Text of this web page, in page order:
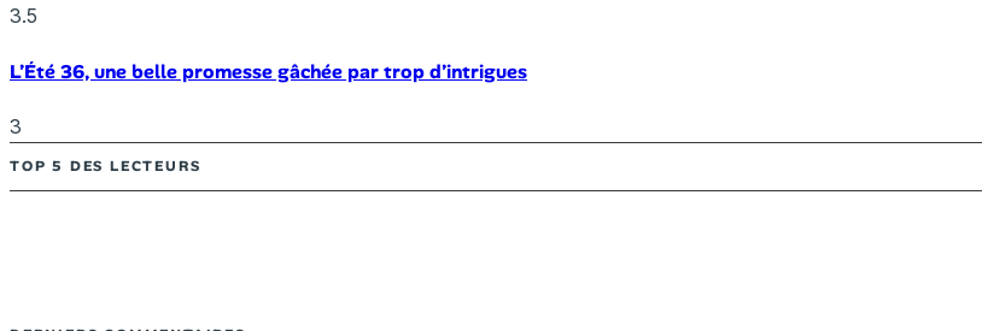
3.5
L’Été 36, une belle promesse gâchée par trop d’intrigues
3
TOP 5 DES LECTEURS